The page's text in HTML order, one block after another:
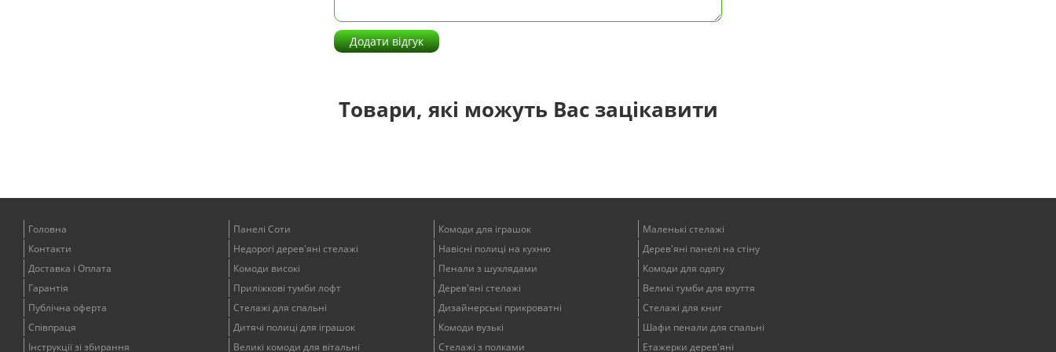
Додати відгук
Товари, які можуть Вас зацікавити
Головна
Контакти
Доставка і Оплата
Гарантія
Публічна оферта
Співпраця
Інструкції зі збирання
Панелі Соти
Недорогі дерев'яні стелажі
Комоди високі
Приліжкові тумби лофт
Стелажі для спальні
Дитячі полиці для іграшок
Великі комоди для вітальні
Комоди для іграшок
Навісні полиці на кухню
Пенали з шухлядами
Дерев'яні стелажі
Дизайнерські прикроватні
Комоди вузькі
Стелажі з полками
Маленькі стелажі
Дерев'яні панелі на стіну
Комоди для одягу
Великі тумби для взуття
Стелажі для книг
Шафи пенали для спальні
Етажерки дерев'яні